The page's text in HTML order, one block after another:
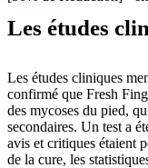
Les études
Les études cliniques
confirmé que Fresh
des mycoses du pied,
secondaires. Un test a
avis et critiques étaient
de la cure, les